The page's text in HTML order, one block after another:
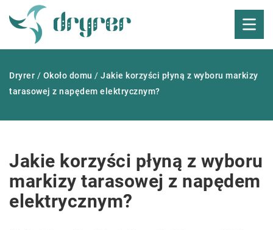
Dryrer / Około domu / Jakie korzyści płyną z wyboru markizy
tarasowej z napędem elektrycznym?
Jakie korzyści płyną z wyboru
markizy tarasowej z napędem
elektrycznym?